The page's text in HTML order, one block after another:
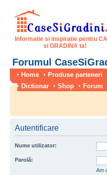
Informatie si inspiratie pentru
si GRADINA ta!
Forumul
Home Produse parteneri
Dictionar
Shop Forum
Autentificare
Nume utilizator:
Parolă:
Am